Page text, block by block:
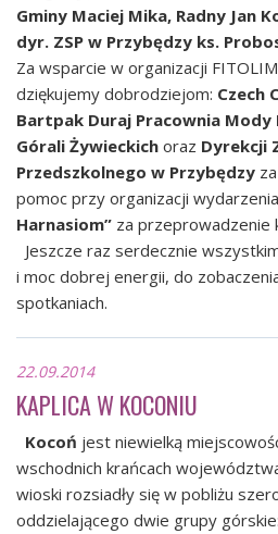
Gminy Maciej Mika, Radny Jan
dyr. ZSP w Przybędzy ks.
Za wsparcie w organizacji
dziękujemy dobrodziejom: Czech
Bartpak Duraj Pracownia Mody
Górali Żywieckich oraz Dyrekcji
Przedszkolnego w Przybędzy
pomoc przy organizacji
Harnasiom” za przeprowadzenie
Jeszcze raz serdecznie
i moc dobrej energii, do
spotkaniach.
22.09.2014
KAPLICA W KOCONIU
Kocoń jest niewielką
wschodnich krańcach
wioski rozsiadły się w pobliżu
oddzielającego dwie grupy